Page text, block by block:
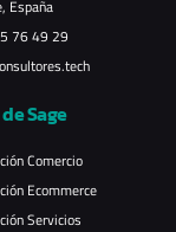
España
76 49 29
Sage
Comercio
Ecommerce
Servicios